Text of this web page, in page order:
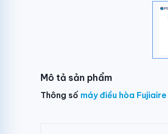
Mô tả sản phẩm
Thông số máy điều hòa Fujiaire